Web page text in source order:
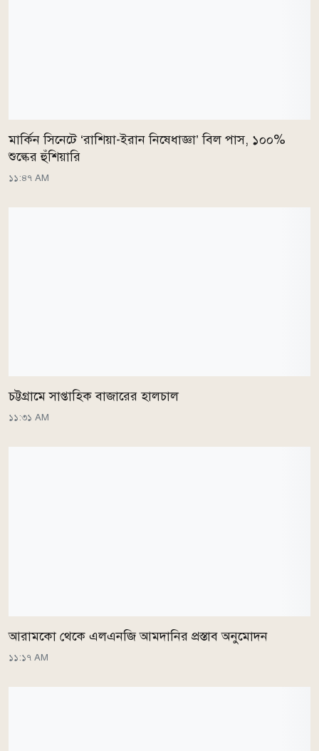
মার্কিন সিনেটে ‘রাশিয়া-ইরান নিষেধাজ্ঞা’ বিল পাস, ১০০%
শুল্কের হুঁশিয়ারি
১১:৪৭ AM
চট্টগ্রামে সাপ্তাহিক বাজারের হালচাল
১১:৩১ AM
আরামকো থেকে এলএনজি আমদানির প্রস্তাব অনুমোদন
১১:১৭ AM